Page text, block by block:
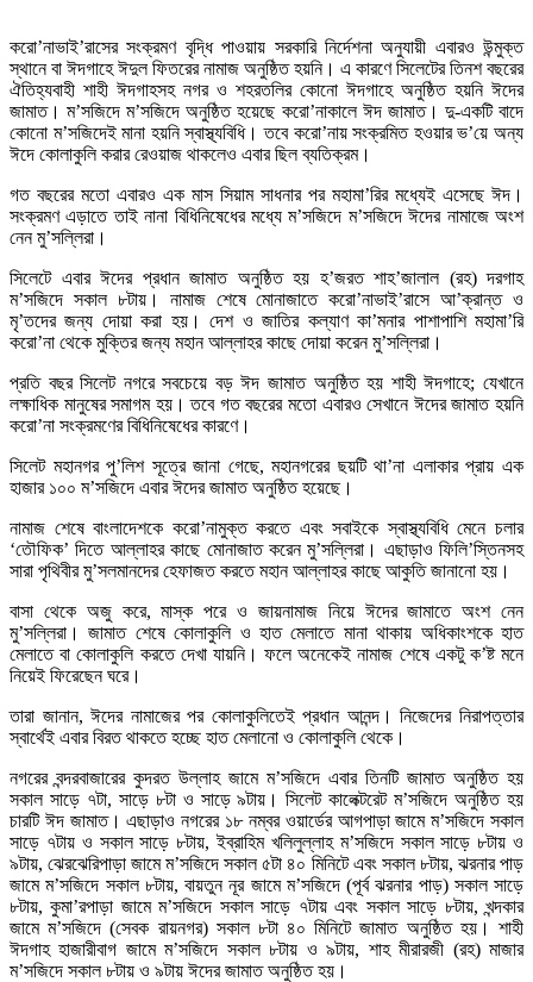
করো’নাভাই’রাসের সংক্রমণ বৃদ্ধি পাওয়ায় সরকারি নির্দেশনা অনুযায়ী এবারও উন্মুক্ত
স্থানে বা ঈদগাহে ঈদুল ফিতরের নামাজ অনুষ্ঠিত হয়নি। এ কারণে সিলেটের তিনশ বছরের
ঐতিহ্যবাহী শাহী ঈদগাহসহ নগর ও শহরতলির কোনো ঈদগাহে অনুষ্ঠিত হয়নি ঈদের
জামাত। ম’সজিদে ম’সজিদে অনুষ্ঠিত হয়েছে করো’নাকালে ঈদ জামাত। দু-একটি বাদে
কোনো ম’সজিদেই মানা হয়নি স্বাস্থ্যবিধি। তবে করো’নায় সংক্রমিত হওয়ার ভ’য়ে অন্য
ঈদে কোলাকুলি করার রেওয়াজ থাকলেও এবার ছিল ব্যতিক্রম।
গত বছরের মতো এবারও এক মাস সিয়াম সাধনার পর মহামা’রির মধ্যেই এসেছে ঈদ।
সংক্রমণ এড়াতে তাই নানা বিধিনিষেধের মধ্যে ম’সজিদে ম’সজিদে ঈদের নামাজে অংশ
নেন মু’সল্লিরা।
সিলেটে এবার ঈদের প্রধান জামাত অনুষ্ঠিত হয় হ’জরত শাহ’জালাল (রহ) দরগাহ
ম’সজিদে সকাল ৮টায়। নামাজ শেষে মোনাজাতে করো’নাভাই’রাসে আ’ক্রান্ত ও
মৃ’তদের জন্য দোয়া করা হয়। দেশ ও জাতির কল্যাণ কা’মনার পাশাপাশি মহামা’রি
করো’না থেকে মুক্তির জন্য মহান আল্লাহর কাছে দোয়া করেন মু’সল্লিরা।
প্রতি বছর সিলেট নগরে সবচেয়ে বড় ঈদ জামাত অনুষ্ঠিত হয় শাহী ঈদগাহে; যেখানে
লক্ষাধিক মানুষের সমাগম হয়। তবে গত বছরের মতো এবারও সেখানে ঈদের জামাত হয়নি
করো’না সংক্রমণের বিধিনিষেধের কারণে।
সিলেট মহানগর পু’লিশ সূত্রে জানা গেছে, মহানগরের ছয়টি থা’না এলাকার প্রায় এক
হাজার ১০০ ম’সজিদে এবার ঈদের জামাত অনুষ্ঠিত হয়েছে।
নামাজ শেষে বাংলাদেশকে করো’নামুক্ত করতে এবং সবাইকে স্বাস্থ্যবিধি মেনে চলার
‘তৌফিক’ দিতে আল্লাহর কাছে মোনাজাত করেন মু’সল্লিরা। এছাড়াও ফিলি’স্তিনসহ
সারা পৃথিবীর মু’সলমানদের হেফাজত করতে মহান আল্লাহর কাছে আকুতি জানানো হয়।
বাসা থেকে অজু করে, মাস্ক পরে ও জায়নামাজ নিয়ে ঈদের জামাতে অংশ নেন
মু’সল্লিরা। জামাত শেষে কোলাকুলি ও হাত মেলাতে মানা থাকায় অধিকাংশকে হাত
মেলাতে বা কোলাকুলি করতে দেখা যায়নি। ফলে অনেকেই নামাজ শেষে একটু ক’ষ্ট মনে
নিয়েই ফিরেছেন ঘরে।
তারা জানান, ঈদের নামাজের পর কোলাকুলিতেই প্রধান আনন্দ। নিজেদের নিরাপত্তার
স্বার্থেই এবার বিরত থাকতে হচ্ছে হাত মেলানো ও কোলাকুলি থেকে।
নগরের বন্দরবাজারের কুদরত উল্লাহ জামে ম’সজিদে এবার তিনটি জামাত অনুষ্ঠিত হয়
সকাল সাড়ে ৭টা, সাড়ে ৮টা ও সাড়ে ৯টায়। সিলেট কালেক্টরেট ম’সজিদে অনুষ্ঠিত হয়
চারটি ঈদ জামাত। এছাড়াও নগরের ১৮ নম্বর ওয়ার্ডের আগপাড়া জামে ম’সজিদে সকাল
সাড়ে ৭টায় ও সকাল সাড়ে ৮টায়, ইব্রাহিম খলিলুল্লাহ ম’সজিদে সকাল সাড়ে ৮টায় ও
৯টায়, ঝেরঝেরিপাড়া জামে ম’সজিদে সকাল ৫টা ৪০ মিনিটে এবং সকাল ৮টায়, ঝরনার পাড়
জামে ম’সজিদে সকাল ৮টায়, বায়তুন নূর জামে ম’সজিদে (পূর্ব ঝরনার পাড়) সকাল সাড়ে
৮টায়, কুমা’রপাড়া জামে ম’সজিদে সকাল সাড়ে ৭টায় এবং সকাল সাড়ে ৮টায়, খন্দকার
জামে ম’সজিদে (সেবক রায়নগর) সকাল ৮টা ৪০ মিনিটে জামাত অনুষ্ঠিত হয়। শাহী
ঈদগাহ হাজারীবাগ জামে ম’সজিদে সকাল ৮টায় ও ৯টায়, শাহ মীরারজী (রহ) মাজার
ম’সজিদে সকাল ৮টায় ও ৯টায় ঈদের জামাত অনুষ্ঠিত হয়।